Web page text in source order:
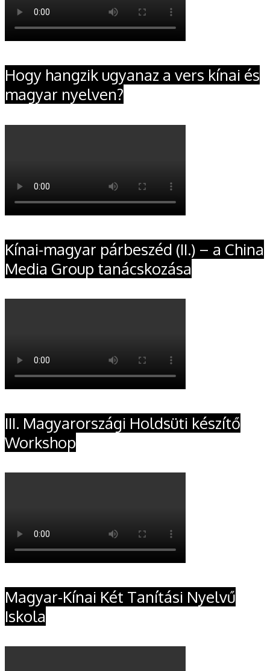
Hogy hangzik ugyanaz a vers kínai és
magyar nyelven?
Kínai-magyar párbeszéd (II.) – a China
Media Group tanácskozása
III. Magyarországi Holdsüti készítő
Workshop
Magyar-Kínai Két Tanítási Nyelvű
Iskola